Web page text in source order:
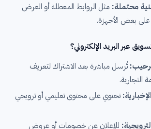
محتملة: مثل الروابط المعطلة أو العرض
بعض الأجهزة.
عبر البريد الإلكتروني؟
تُرسل مباشرة بعد الاشتراك لتعريف
التجارية.
تحتوي على محتوى تعليمي أو ترويجي
للإعلان عن خصومات أو عروض